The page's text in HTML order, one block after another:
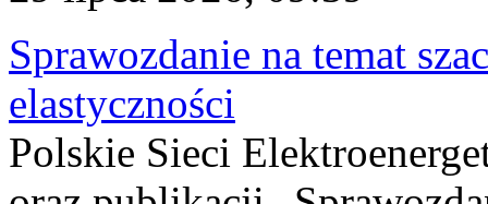
Sprawozdanie na temat
elastyczności
Polskie Sieci